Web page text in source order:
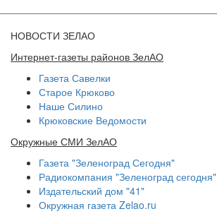
НОВОСТИ ЗЕЛАО
Интернет-газеты районов ЗелАО
Газета Савелки
Старое Крюково
Наше Силино
Крюковские Ведомости
Окружные СМИ ЗелАО
Газета "Зеленоград Сегодня"
Радиокомпания "Зеленоград сегодня"
Издательский дом "41"
Окружная газета Zelao.ru